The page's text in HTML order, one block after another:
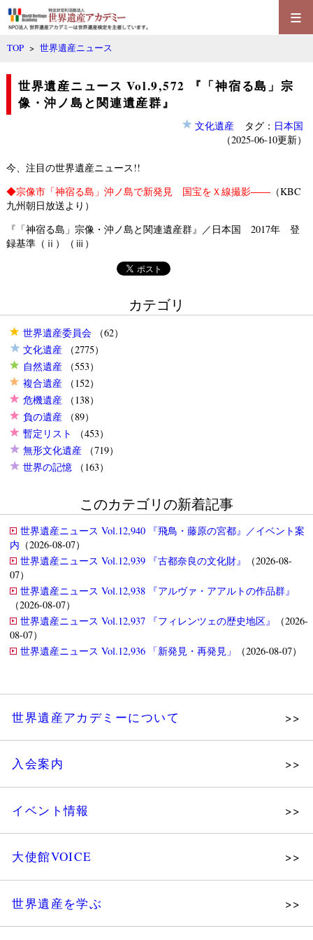
≡
TOP >世界遺産ニュース
世界遺産ニュース Vol.9,572 『「神宿る島」宗
像・沖ノ島と関連遺産群』
文化遺産タグ： 日本国
（2025-06-10更新）
今、注目の世界遺産ニュース!!
◆宗像市「神宿る島」沖ノ島で新発見 国宝をＸ線撮影――（KBC
九州朝日放送より）
『「神宿る島」宗像・沖ノ島と関連遺産群』／日本国 2017年 登
録基準（ⅱ）（ⅲ）
カテゴリ
世界遺産委員会（62）
文化遺産（2775）
自然遺産（553）
複合遺産（152）
危機遺産（138）
負の遺産（89）
暫定リスト
（453）
無形文化遺産（719）
世界の記憶（163）
このカテゴリの新着記事
世界遺産ニュース Vol.12,940 『飛鳥・藤原の宮都』／イベント案
内 （2026-08-07）
世界遺産ニュース Vol.12,939 『古都奈良の文化財』
（2026-08-
07）
世界遺産ニュース Vol.12,938 『アルヴァ・アアルトの作品群』
（2026-08-07）
世界遺産ニュース Vol.12,937 『フィレンツェの歴史地区』
（2026-
08-07）
世界遺産ニュース Vol.12,936 「新発見・再発見」
（2026-08-07）
世界遺産アカデミーについて
組織図・役員
法人会員・協賛団体／公認団体
入会案内
イベント情報
大使館VOICE
世界遺産を学ぶ